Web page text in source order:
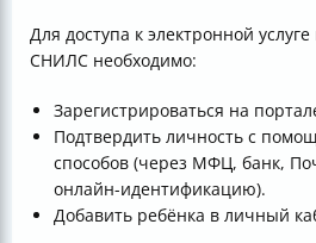
Для доступа к электронной
СНИЛС необходимо:
Зарегистрироваться на
Подтвердить личность с
способов (через МФЦ, банк,
онлайн-идентификацию).
Добавить ребёнка в личный